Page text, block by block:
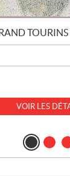
TOURINS
VOIR LES